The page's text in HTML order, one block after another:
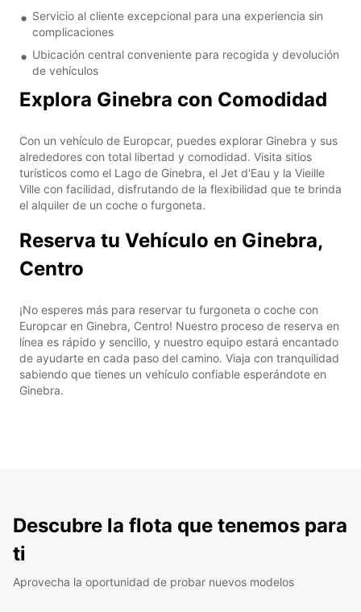
Servicio al cliente excepcional para una experiencia sin
complicaciones
Ubicación central conveniente para recogida y devolución
de vehículos
Explora Ginebra con Comodidad
Con un vehículo de Europcar, puedes explorar Ginebra y sus
alrededores con total libertad y comodidad. Visita sitios
turísticos como el Lago de Ginebra, el Jet d'Eau y la Vieille
Ville con facilidad, disfrutando de la flexibilidad que te brinda
el alquiler de un coche o furgoneta.
Reserva tu Vehículo en Ginebra,
Centro
¡No esperes más para reservar tu furgoneta o coche con
Europcar en Ginebra, Centro! Nuestro proceso de reserva en
línea es rápido y sencillo, y nuestro equipo estará encantado
de ayudarte en cada paso del camino. Viaja con tranquilidad
sabiendo que tienes un vehículo confiable esperándote en
Ginebra.
Descubre la flota que tenemos para
ti
Aprovecha la oportunidad de probar nuevos modelos